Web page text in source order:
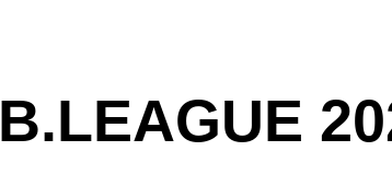
B.LEAGUE